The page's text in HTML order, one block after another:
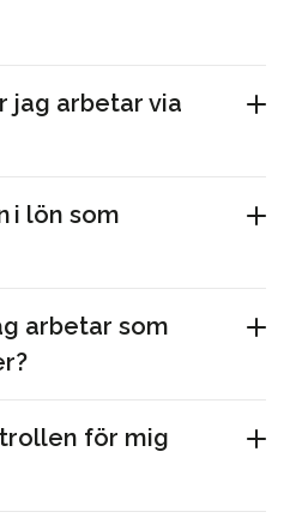
jag arbetar via
i lön som
arbetar som
för mig